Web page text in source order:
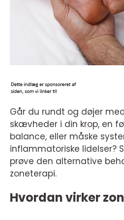
Går du rundt og døjer
skævheder i din krop, en
balance, eller måske
inflammatoriske lidelser?
prøve den alternative
zoneterapi.
Hvordan virker